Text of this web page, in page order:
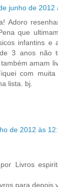
junho de 2012
Adoro
que
infantins e
3 anos não
amam
com
lista. bj.
de 2012 às
Livros
para depois